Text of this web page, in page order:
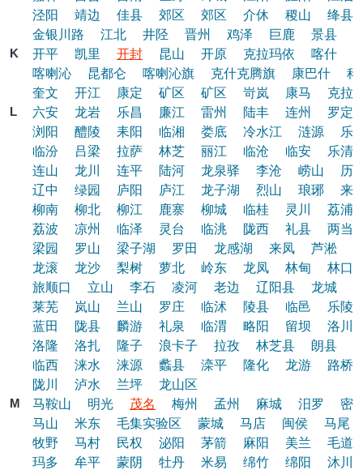
泾阳
靖边 佳县 郊区 郊区 介休 稷山
绛县
金银川路
江北 井陉 晋州 鸡泽 巨鹿 景县
K
开平 凯里 开封 昆山 开原 克拉玛依 喀什
喀喇沁
昆都仑 喀喇沁旗 克什克腾旗 康巴什
科
奎文
开江 康定 矿区 矿区 岢岚 康马
克拉
L
六安 龙岩 乐昌 廉江 雷州 陆丰 连州
罗定
浏阳
醴陵 耒阳 临湘 娄底 冷水江 涟源
乐
临汾
吕梁 拉萨 林芝 丽江 临沧 临安
乐清
连山
龙川 连平 陆河 龙泉驿 李沧 崂山
历
辽中
绿园 庐阳 庐江 龙子湖 烈山 琅琊
来
柳南
柳北 柳江 鹿寨 柳城 临桂 灵川
荔浦
荔波
凉州 临泽 灵台 临洮 陇西 礼县
两当
梁园
罗山 梁子湖 罗田 龙感湖 来凤 芦淞
龙滚
龙沙 梨树 萝北 岭东 龙凤 林甸
林口
旅顺口
立山 李石 凌河 老边 辽阳县 龙城
莱芜
岚山 兰山 罗庄 临沭 陵县 临邑
乐陵
蓝田
陇县 麟游 礼泉 临渭 略阳 留坝
洛川
洛隆
洛扎 隆子 浪卡子 拉孜 林芝县 朗县
临西
涞水 涞源 蠡县 滦平 隆化 龙游
路桥
陇川
泸水 兰坪
龙山区
M
马鞍山 明光 茂名 梅州 孟州 麻城 汨罗
密
马山
米东 毛集实验区 蒙城 马店 闽侯
马尾
牧野
马村 民权 泌阳 茅箭 麻阳 美兰
毛道
玛多
牟平 蒙阴 牡丹 米易 绵竹 绵阳
沐川